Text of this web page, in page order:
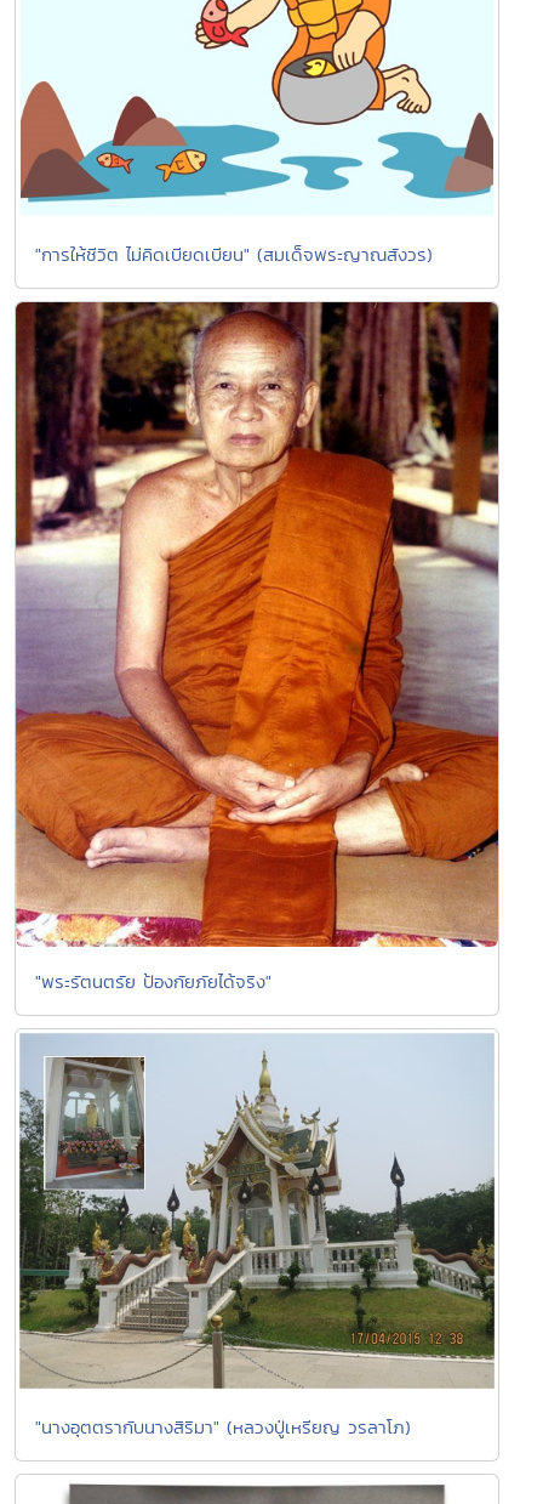
"การให้ชีวิต ไม่คิดเบียดเบียน" (สมเด็จพระญาณสังวร)
"พระรัตนตรัย ป้องกัยภัยได้จริง"
"นางอุตตรากับนางสิริมา" (หลวงปู่เหรียญ วรลาโภ)